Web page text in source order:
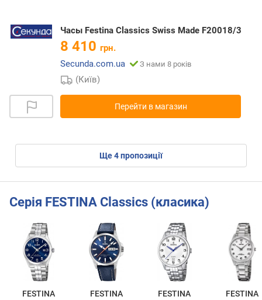
Часы Festina Classics Swiss Made F20018/3
8 410 грн.
Secunda.com.ua
З нами 8 років
(Київ)
Перейти в магазин
ще4пропозиції
Серія FESTINA Classics (класика)
FESTINA
FESTINA
FESTINA
FESTINA